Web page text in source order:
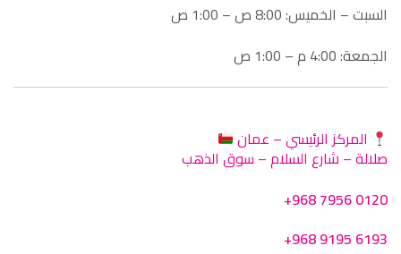
السبت – الخميس: 8:00 ص – 1:00 ص
الجمعة: 4:00 م – 1:00 ص
المركز الرئيسي – عمان
صلالة – شارع السلام – سوق الذهب
+968 7956 0120
+968 9195 6193